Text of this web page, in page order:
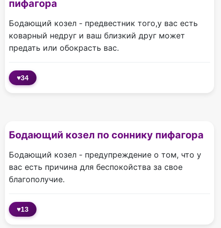
пифагора
Бодающий козел - предвестник того,у вас есть
коварный недруг и ваш близкий друг может
предать или обокрасть вас.
♥34
Бодающий козел по соннику пифагора
Бодающий козел - предупреждение о том, что у
вас есть причина для беспокойства за свое
благополучие.
♥13